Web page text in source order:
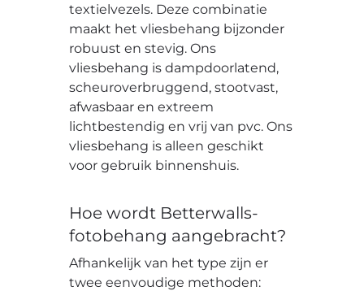
textielvezels. Deze combinatie
maakt het vliesbehang bijzonder
robuust en stevig. Ons
vliesbehang is dampdoorlatend,
scheuroverbruggend, stootvast,
afwasbaar en extreem
lichtbestendig en vrij van pvc. Ons
vliesbehang is alleen geschikt
voor gebruik binnenshuis.
Hoe wordt Betterwalls-
fotobehang aangebracht?
Afhankelijk van het type zijn er
twee eenvoudige methoden: